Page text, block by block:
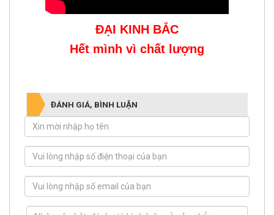
ĐẠI KINH BẮC
ĐÁNH GIÁ, BÌNH LUẬN